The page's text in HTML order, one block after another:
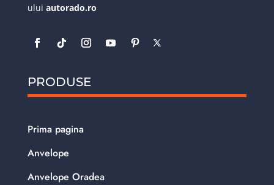
ului autorado.ro
PRODUSE
Prima pagina
Anvelope
Anvelope Oradea